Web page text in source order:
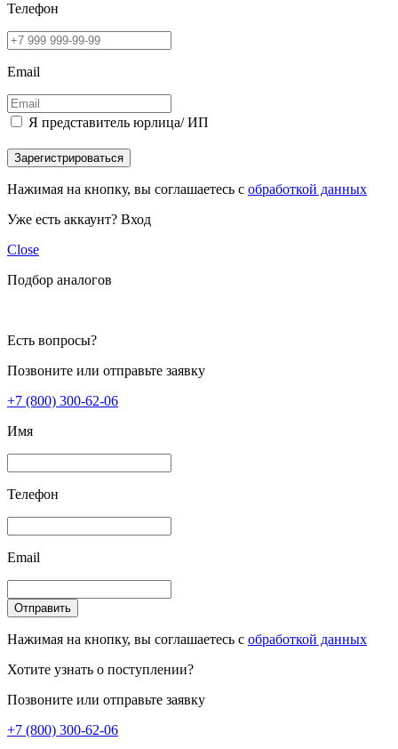
Телефон
Email
Я представитель юрлица/ ИП
Зарегистрироваться
Нажимая на кнопку, вы соглашаетесь с обработкой данных
Уже есть аккаунт? Вход
Close
Подбор аналогов
Есть вопросы?
Позвоните или отправьте заявку
+7 (800) 300-62-06
Имя
Телефон
Email
Отправить
Нажимая на кнопку, вы соглашаетесь с обработкой данных
Хотите узнать о поступлении?
Позвоните или отправьте заявку
+7 (800) 300-62-06